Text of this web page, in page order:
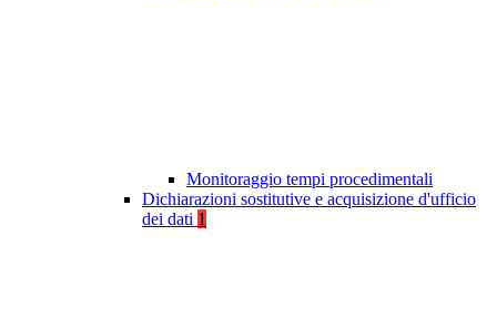
Monitoraggio tempi procedimentali
Dichiarazioni sostitutive e acquisizione d'ufficio
dei dati 1